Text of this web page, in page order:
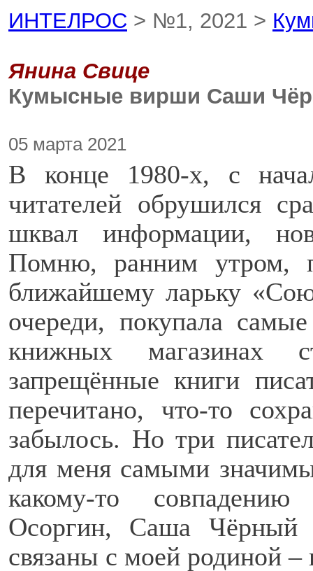
ИНТЕЛРОС > №1, 2021 >
Янина Свице
Кумысные вирши Саши
05 марта 2021
В конце 1980-х, с
читателей обрушился
шквал информации,
Помню, ранним утром,
ближайшему ларьку
очереди, покупала
книжных магазинах
запрещённые книги
перечитано, что-то
забылось. Но три
для меня самыми
какому-то
Осоргин, Саша Чёрный
связаны с моей родиной